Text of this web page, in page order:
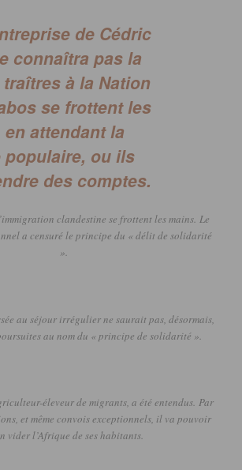
de Cédric
connaîtra pas la
à la Nation
se frottent les
en attendant la
populaire, ou ils
des comptes.
clandestine se frottent les mains. Le
a censuré le principe du « délit de solidarité
».
au séjour irrégulier ne saurait pas, désormais,
au nom du « principe de solidarité ».
éleveur de migrants, a été entendus. Par
et même convois exceptionnels, il va pouvoir
vider l’Afrique de ses habitants.